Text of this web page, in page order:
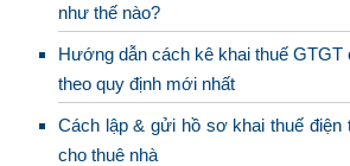
như thế nào?
Hướng dẫn cách kê khai thuế GTGT
theo quy định mới nhất
Cách lập & gửi hồ sơ khai thuế điện
cho thuê nhà